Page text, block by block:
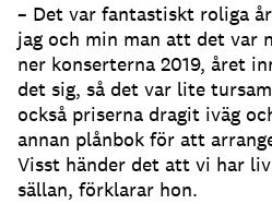
– Det var fantastiskt roliga
jag och min man att det var
ner konserterna 2019, året
det sig, så det var lite
också priserna dragit iväg
annan plånbok för att
Visst händer det att vi har
sällan, förklarar hon.